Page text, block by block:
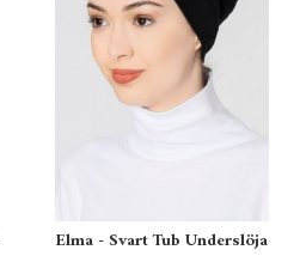
Elma - Svart Tub Underslöja